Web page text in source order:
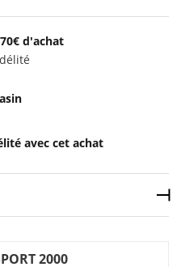
d'achat
avec cet achat
2000